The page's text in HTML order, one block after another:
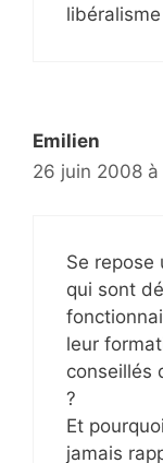
Emilien
26 juin 2008 à
Se repose
qui sont
leur
conseillés
?
Et
jamais